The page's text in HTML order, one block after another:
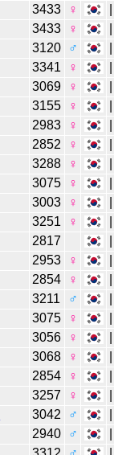
3433 ♀
3433 ♀
3120 ♂
3341 ♀
3069 ♀
3155 ♀
2983 ♀
2852 ♀
3288 ♀
3075 ♀
3003 ♀
3251 ♀
2817
2953 ♀
2854 ♀
3211 ♂
3075 ♀
3056 ♀
3068 ♀
2854 ♀
3257 ♀
3042 ♂
2940 ♂